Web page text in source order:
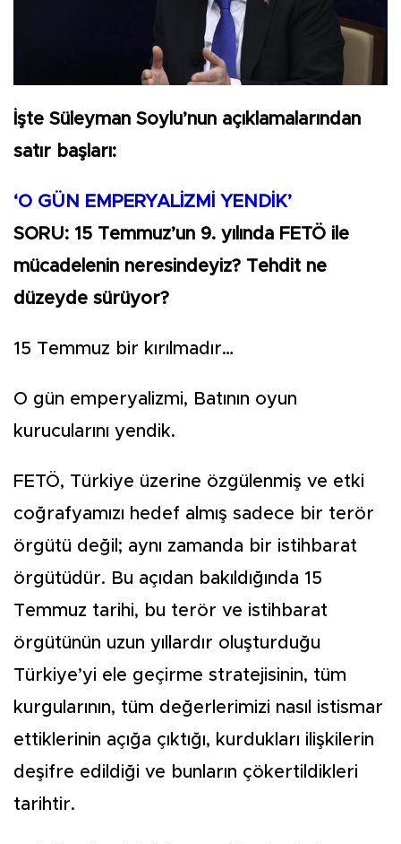
İşte Süleyman Soylu’nun açıklamalarından
satır başları:
‘O GÜN EMPERYALİZMİ YENDİK’
SORU: 15 Temmuz’un 9. yılında FETÖ ile
mücadelenin neresindeyiz? Tehdit ne
düzeyde sürüyor?
15 Temmuz bir kırılmadır…
O gün emperyalizmi, Batının oyun
kurucularını yendik.
FETÖ, Türkiye üzerine özgülenmiş ve etki
coğrafyamızı hedef almış sadece bir terör
örgütü değil; aynı zamanda bir istihbarat
örgütüdür. Bu açıdan bakıldığında 15
Temmuz tarihi, bu terör ve istihbarat
örgütünün uzun yıllardır oluşturduğu
Türkiye’yi ele geçirme stratejisinin, tüm
kurgularının, tüm değerlerimizi nasıl istismar
ettiklerinin açığa çıktığı, kurdukları ilişkilerin
deşifre edildiği ve bunların çökertildikleri
tarihtir.